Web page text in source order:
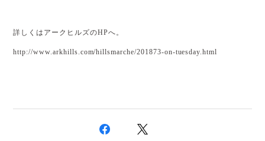
詳しくはアークヒルズのHPへ。
http://www.arkhills.com/hillsmarche/201873-on-tuesday.html